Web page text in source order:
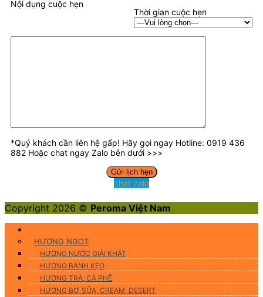
Thời gian cuộc hẹn
Nội dụng cuộc hẹn
*Quý khách cần liên hệ gấp! Hãy gọi ngay Hotline: 0919 436
882 Hoặc chat ngay Zalo bên dưới >>>
chat zalo
Copyright 2026 © Peroma Việt Nam
HƯƠNG NGỌT
HƯƠNG NƯỚC GIẢI KHÁT
HƯƠNG BÁNH KẸO
HƯƠNG TRÀ, CÀ PHÊ
HƯƠNG BƠ, SỮA, CREAM, DESERT